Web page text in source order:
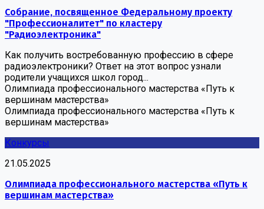
Собрание, посвященное Федеральному проекту
"Профессионалитет" по кластеру
"Радиоэлектроника"
Как получить востребованную профессию в сфере
радиоэлектроники? Ответ на этот вопрос узнали
родители учащихся школ город...
Олимпиада профессионального мастерства «Путь к
вершинам мастерства»
Олимпиада профессионального мастерства «Путь к
вершинам мастерства»
Конкурсы
21.05.2025
Олимпиада профессионального мастерства «Путь к
вершинам мастерства»